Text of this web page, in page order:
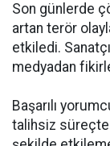
Son günlerde
artan terör
etkiledi.
medyadan
Başarılı
talihsiz süreçte